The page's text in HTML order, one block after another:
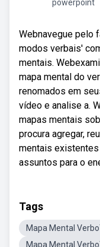
powerpoint
Webnavegue pelo
modos verbais'
mentais.
mapa mental do
renomados em
vídeo e analise a.
mapas mentais
procura agregar,
mentais
assuntos para o
Tags
Mapa Mental
Mapa Mental